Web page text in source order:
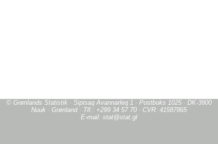
© Grønlands Statistik · Sipisaq Avannarleq 1 · Postboks 1025 · DK-3900
Nuuk · Grønland · Tlf.: +299 34 57 70 · CVR: 41587865
E-mail: stat@stat.gl